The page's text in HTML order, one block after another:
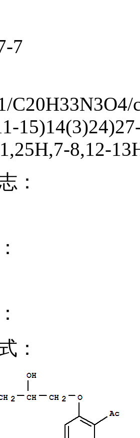
7
8,12-
：
：